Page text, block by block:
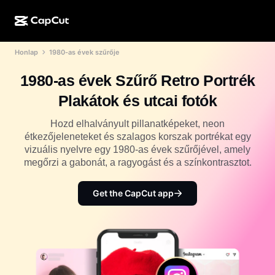
CapCut Pad
CapCut Mobile
Dreamina AI
MI-alkotás
MI-dizájn
MI-videógenerátor
MI-képgenerátor
MI-képminőség-javító
Nano Banana Pro
Gemini Omni
Funkciók
MI-eszközök
Képszerkesztő és -generátor
Beszédhang-generátor és -szerkesztő
Felhasználási területek
Közösségi média
Ünnepi sablonok
Évfordulós sablonok
Effektsablonok
Névjegy
Közösség
Kezdeményezések
Partnerek
Úttörőprogram
Kreatív partnerprogram
CapCut kreatív campus
Honlap 1980-as évek szűrője
1980-as évek Szűrő Retro Portrék
Plakátok és utcai fotók
Hozd elhalványult pillanatképeket, neon
étkezőjeleneteket és szalagos korszak portrékat egy
vizuális nyelvre egy 1980-as évek szűrőjével, amely
megőrzi a gabonát, a ragyogást és a színkontrasztot.
Get the CapCut app